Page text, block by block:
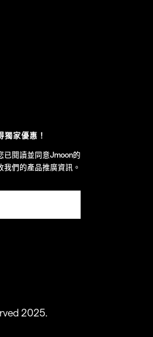
家優惠！
已閱讀並同意Jmoon的
我們的產品推廣資訊。
2025.